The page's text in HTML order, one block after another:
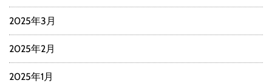
2025年3月
2025年2月
2025年1月